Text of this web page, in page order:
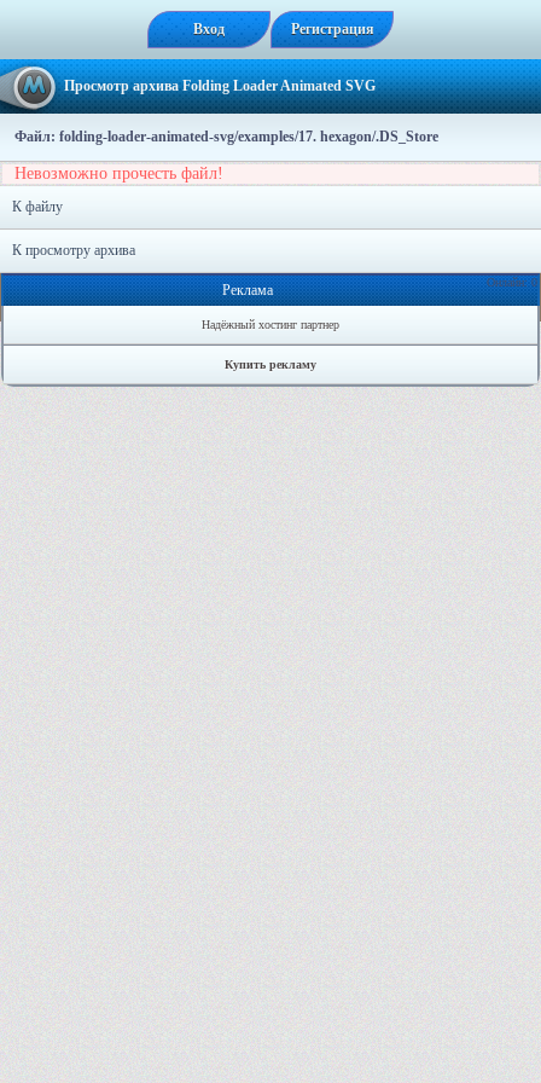
Вход Регистрация
Просмотр архива Folding Loader Animated SVG
Файл: folding-loader-animated-svg/examples/17. hexagon/.DS_Store
Невозможно прочесть файл!
К файлу
К просмотру архива
Онлайн: 0
Реклама
Надёжный хостинг партнер
Купить рекламу